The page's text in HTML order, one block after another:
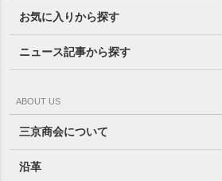
お気に入りから探す
ニュース記事から探す
ABOUT US
三京商会について
沿革